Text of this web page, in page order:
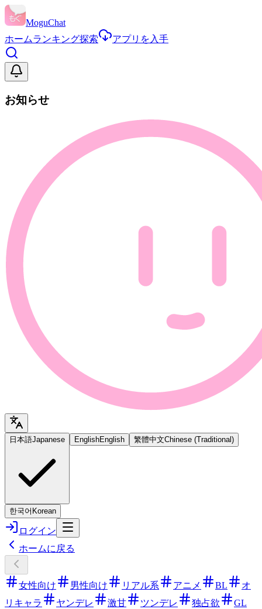
MoguChat
ホームランキング探索 アプリを入手
お知らせ
日本語Japanese EnglishEnglish 繁體中文Chinese (Traditional)
한국어 Korean
ログイン
ホームに戻る
女性向け 男性向け リアル系 アニメ BL
オ
リキャラ
ヤンデレ 激甘 ツンデレ 独占欲
GL